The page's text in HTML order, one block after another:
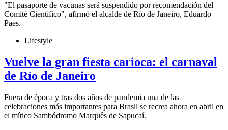
"El pasaporte de vacunas será suspendido por recomendación del
Comité Científico", afirmó el alcalde de Río de Janeiro, Eduardo
Paes.
Lifestyle
Vuelve la gran fiesta carioca: el carnaval
de Río de Janeiro
Fuera de época y tras dos años de pandemia una de las
celebraciones más importantes para Brasil se recrea ahora en abril en
el mítico Sambódromo Marquês de Sapucaí.